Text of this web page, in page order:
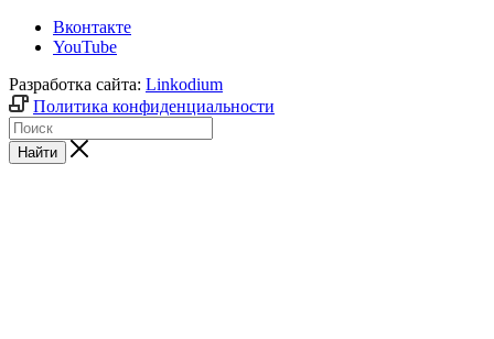
Вконтакте
YouTube
Разработка сайта: Linkodium
Политика конфиденциальности
Найти